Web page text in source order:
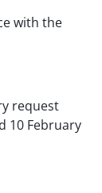
with the
request
10 February